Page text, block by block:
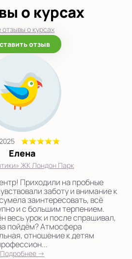
о курсах
отзывы о курсах
отзыв
Елена
ЖК Лондон Парк
Приходили на пробные
заботу и внимание к
заинтересовать, всё
и с большим терпением.
весь урок и после спрашивал,
пойдём? Атмосфера
отношение к детям
Подробнее →